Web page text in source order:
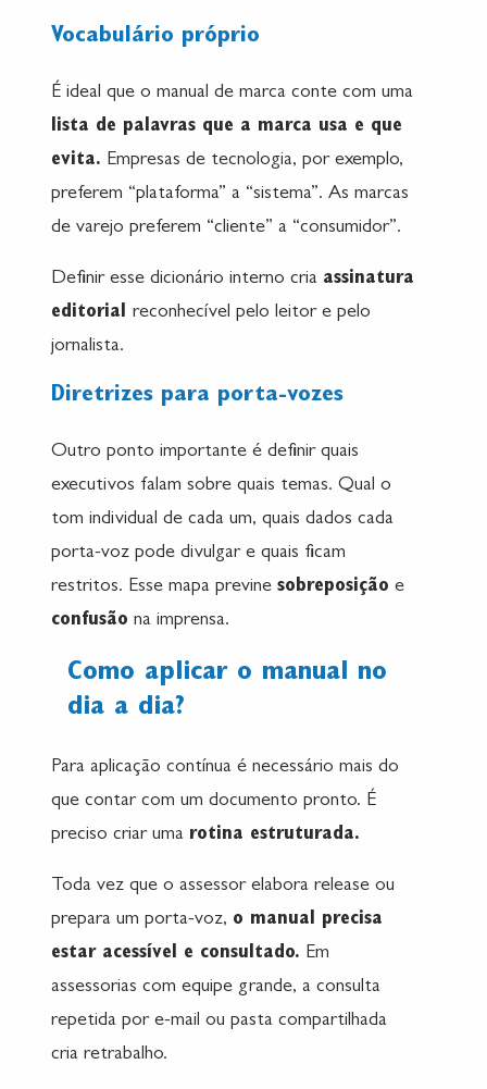
Vocabulário próprio
É ideal que o manual de marca conte com uma
lista de palavras que a marca usa e que
evita. Empresas de tecnologia, por exemplo,
preferem “plataforma” a “sistema”. As marcas
de varejo preferem “cliente” a “consumidor”.
Definir esse dicionário interno cria assinatura
editorial reconhecível pelo leitor e pelo
jornalista.
Diretrizes para porta-vozes
Outro ponto importante é definir quais
executivos falam sobre quais temas. Qual o
tom individual de cada um, quais dados cada
porta-voz pode divulgar e quais ficam
restritos. Esse mapa previne sobreposição e
confusão na imprensa.
Como aplicar o manual no
dia a dia?
Para aplicação contínua é necessário mais do
que contar com um documento pronto. É
preciso criar uma rotina estruturada.
Toda vez que o assessor elabora release ou
prepara um porta-voz, o manual precisa
estar acessível e consultado. Em
assessorias com equipe grande, a consulta
repetida por e-mail ou pasta compartilhada
cria retrabalho.